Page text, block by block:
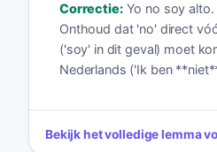
Correctie: Yo no soy alto.
Onthoud dat 'no' direct
('soy' in dit geval) moet
Nederlands ('Ik ben
Bekijk het volledige lemma